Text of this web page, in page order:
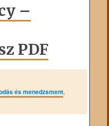
–
PDF
és menedzsment,